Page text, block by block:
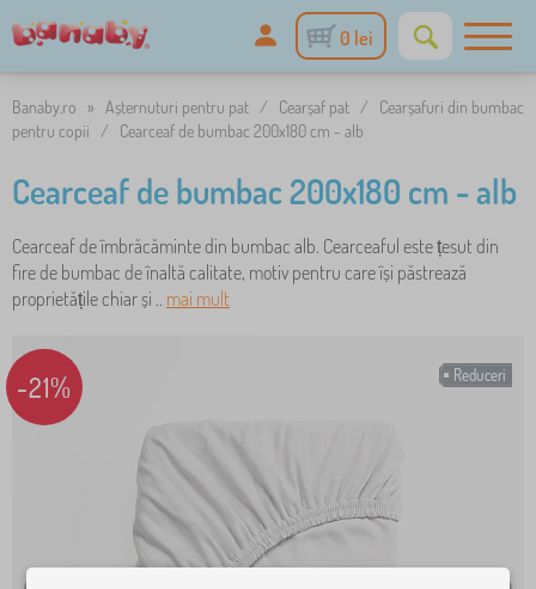
0 lei
Banaby.ro » Așternuturi pentru pat / Cearșaf pat /
Cearșafuri din bumbac
pentru copii
/ Cearceaf de bumbac 200x180 cm - alb
Cearceaf de bumbac 200x180 cm - alb
Cearceaf de îmbrăcăminte din bumbac alb. Cearceaful este țesut din
fire de bumbac de înaltă calitate, motiv pentru care își păstrează
proprietățile chiar și .. mai mult
Reduceri
-21%